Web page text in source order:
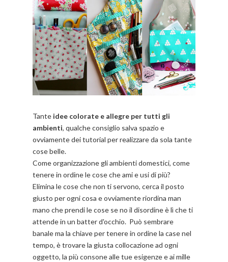
Tante idee colorate e allegre per tutti gli
ambienti, qualche consiglio salva spazio e
ovviamente dei tutorial per realizzare da sola tante
cose belle.
Come organizzazione gli ambienti domestici, come
tenere in ordine le cose che ami e usi di più?
Elimina le cose che non ti servono, cerca il posto
giusto per ogni cosa e ovviamente riordina man
mano che prendi le cose se no il disordine è lì che ti
attende in un batter d'occhio. Può sembrare
banale ma la chiave per tenere in ordine la case nel
tempo, è trovare la giusta collocazione ad ogni
oggetto, la più consone alle tue esigenze e ai mille